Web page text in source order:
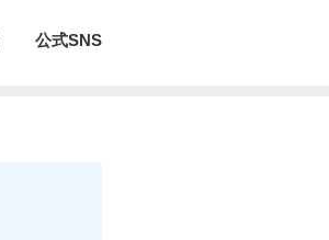
公式SNS